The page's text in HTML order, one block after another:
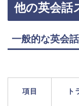
他の英会話
一般的な英会
項目 ト